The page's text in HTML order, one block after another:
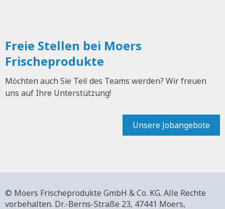
Freie Stellen bei Moers
Frischeprodukte
Möchten auch Sie Teil des Teams werden? Wir freuen
uns auf Ihre Unterstützung!
Unsere Jobangebote
© Moers Frischeprodukte GmbH & Co. KG. Alle Rechte
vorbehalten. Dr.-Berns-Straße 23, 47441 Moers,